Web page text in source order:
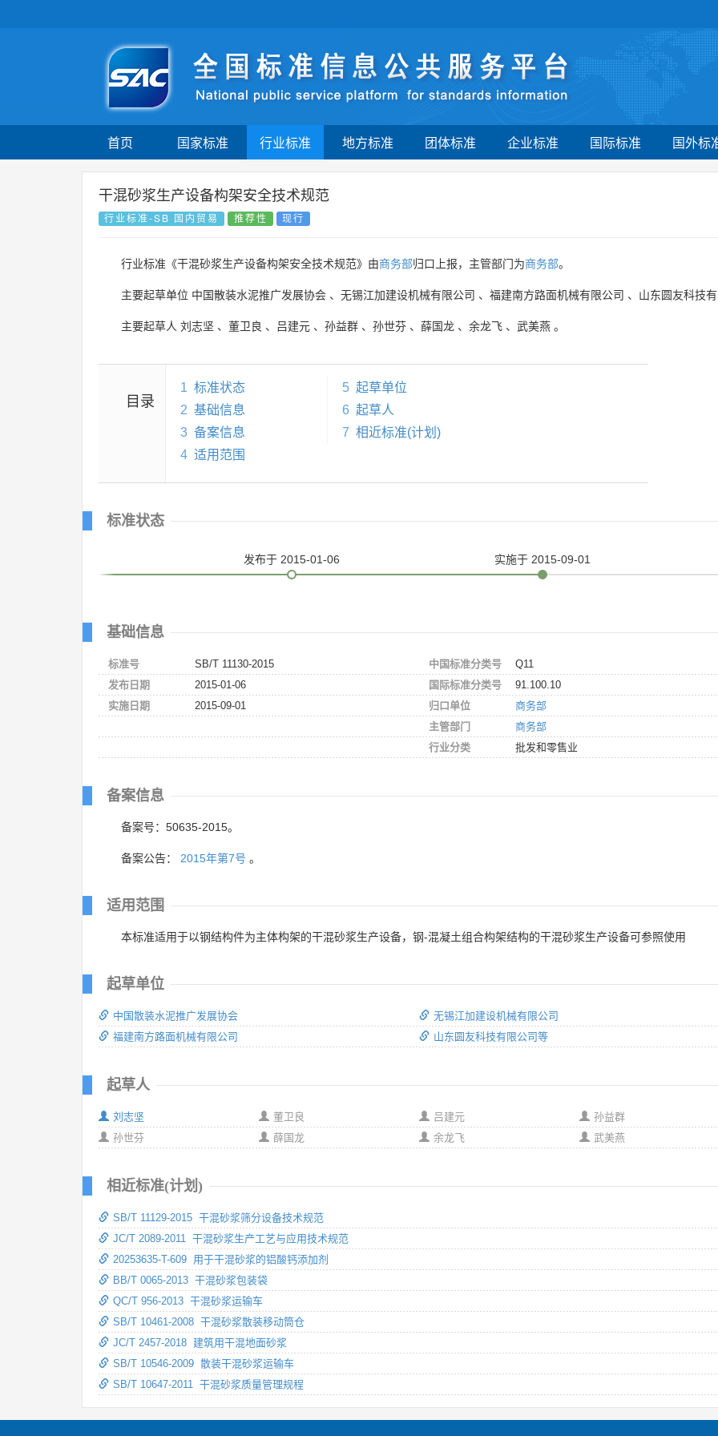
首页 国家标准 行业标准 地方标准 团体标准 企业标准 国际标准 国外标
干混砂浆生产设备构架安全技术规范
行业标准-SB 国内贸易 推荐性 现行
行业标准《干混砂浆生产设备构架安全技术规范》由商务部归口上报，主管部门为商务部。
主要起草单位 中国散装水泥推广发展协会 、 无锡江加建设机械有限公司 、 福建南方路面机械有限公司 、 山东圆友科技
主要起草人 刘志坚 、 董卫良 、 吕建元 、 孙益群 、 孙世芬 、 薛国龙 、 余龙飞 、 武美燕 。
目录
1 标准状态
2 基础信息
3 备案信息
4 适用范围
5 起草单位
6 起草人
7 相近标准(计划)
标准状态
发布于 2015-01-06 实施于 2015-09-01
基础信息
标准号
SB/T 11130-2015
发布日期
2015-01-06
实施日期
2015-09-01
中国标准分类号
Q11
国际标准分类号
91.100.10
归口单位
商务部
主管部门
商务部
行业分类
批发和零售业
备案信息
备案号：50635-2015。
备案公告： 2015年第7号 。
适用范围
本标准适用于以钢结构件为主体构架的干混砂浆生产设备，钢-混凝土组合构架结构的干混砂浆生产设备可参照使用
起草单位
中国散装水泥推广发展协会
福建南方路面机械有限公司
无锡江加建设机械有限公司
山东圆友科技有限公司等
起草人
刘志坚
董卫良
孙世芬
薛国龙
吕建元
孙益群
余龙飞
武美燕
相近标准(计划)
SB/T 11129-2015 干混砂浆筛分设备技术规范
JC/T 2089-2011 干混砂浆生产工艺与应用技术规范
20253635-T-609 用于干混砂浆的铝酸钙添加剂
BB/T 0065-2013 干混砂浆包装袋
QC/T 956-2013 干混砂浆运输车
SB/T 10461-2008 干混砂浆散装移动筒仓
JC/T 2457-2018 建筑用干混地面砂浆
SB/T 10546-2009 散装干混砂浆运输车
SB/T 10647-2011 干混砂浆质量管理规程